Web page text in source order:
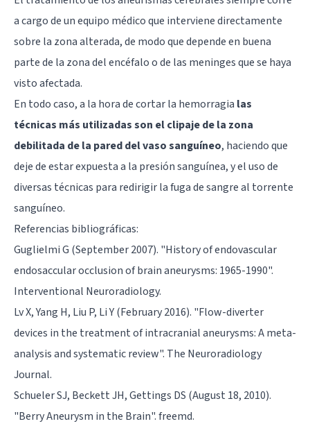
a cargo de un equipo médico que interviene directamente
sobre la zona alterada, de modo que depende en buena
parte de la zona del encéfalo o de las meningesque se haya
visto afectada.
En todo caso, a la hora de cortar la hemorragia las
técnicas más utilizadas son el clipaje de la zona
debilitada de la pared del vaso sanguíneo, haciendo que
deje de estar expuesta a la presión sanguínea, y el uso de
diversas técnicas para redirigir la fuga de sangre al torrente
sanguíneo.
Referencias bibliográficas:
Guglielmi G (September 2007). "History of endovascular
endosaccular occlusion of brain aneurysms: 1965-1990".
Interventional Neuroradiology.
Lv X, Yang H, Liu P, Li Y (February 2016). "Flow-diverter
devices in the treatment of intracranial aneurysms: A meta-
analysis and systematic review". The Neuroradiology
Journal.
Schueler SJ, Beckett JH, Gettings DS (August 18, 2010).
"Berry Aneurysm in the Brain". freemd.